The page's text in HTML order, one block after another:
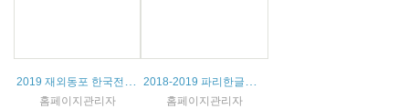
2019 재외동포 한국전통문화연수 참가자 모집
홈페이지관리자
2018-2019 파리한글학교 소풍 안내
홈페이지관리자